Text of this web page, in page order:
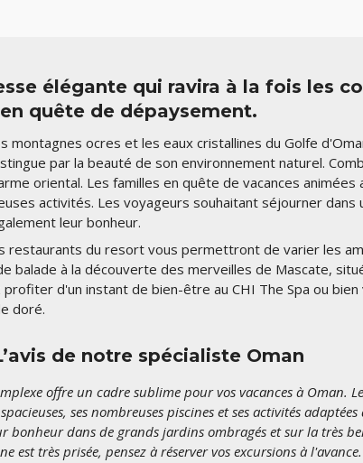
élégante qui ravira à la fois les
quête de dépaysement.
montagnes ocres et les eaux cristallines du Golfe
par la beauté de son environnement naturel.
oriental. Les familles en quête de vacances
activités. Les voyageurs souhaitant séjourner dans
leur bonheur.
restaurants du resort vous permettront de varier les
balade à la découverte des merveilles de Mascate,
d'un instant de bien-être au CHI The Spa ou
doré.
de notre spécialiste Oman
offre un cadre sublime pour vos vacances à Oman.
ses nombreuses piscines et ses activités
bonheur dans de grands jardins ombragés et sur la très
est très prisée, pensez à réserver vos excursions à l'avance.